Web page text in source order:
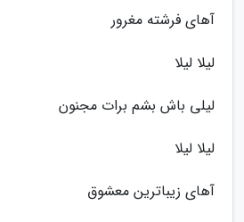
آهای فرشته مغرور
لیلا لیلا
لیلی باش بشم برات مجنون
لیلا لیلا
آهای زیباترین معشوق